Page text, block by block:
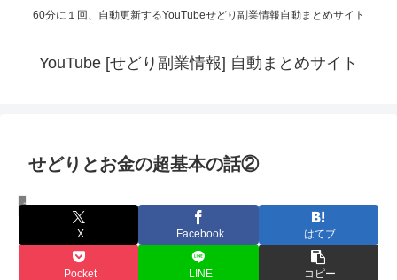
60分に１回、自動更新するYouTubeせどり副業情報自動まとめサイト
YouTube [せどり副業情報] 自動まとめサイト
せどりとお金の超基本の話②
スズキのせどり物販チャンネル
X Facebook はてブ
Pocket LINE コピー